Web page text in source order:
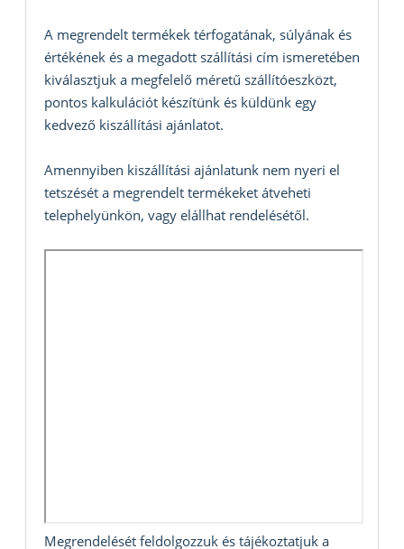
A megrendelt termékek térfogatának, súlyának és
értékének és a megadott szállítási cím ismeretében
kiválasztjuk a megfelelő méretű szállítóeszközt,
pontos kalkulációt készítünk és küldünk egy
kedvező kiszállítási ajánlatot.
Amennyiben kiszállítási ajánlatunk nem nyeri el
tetszését a megrendelt termékeket átveheti
telephelyünkön, vagy elállhat rendelésétől.
Megrendelését feldolgozzuk és tájékoztatjuk a